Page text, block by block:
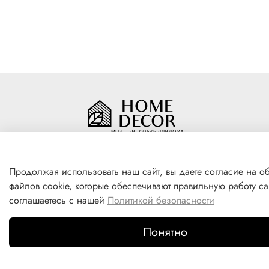
+7(996) 316 00 81
г. Якутск, ул. Лермонтова 102
Продолжая использовать наш сайт, вы даете согласие на
файлов cookie, которые обеспечивают правильную работу
соглашаетесь с нашей Политикой безопасности
Понятно